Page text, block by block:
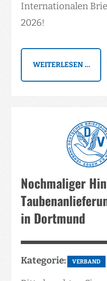
Internationalen
2026!
WEITERLESEN …
Nochmaliger
in Dortmund
Kategorie: VERBAND